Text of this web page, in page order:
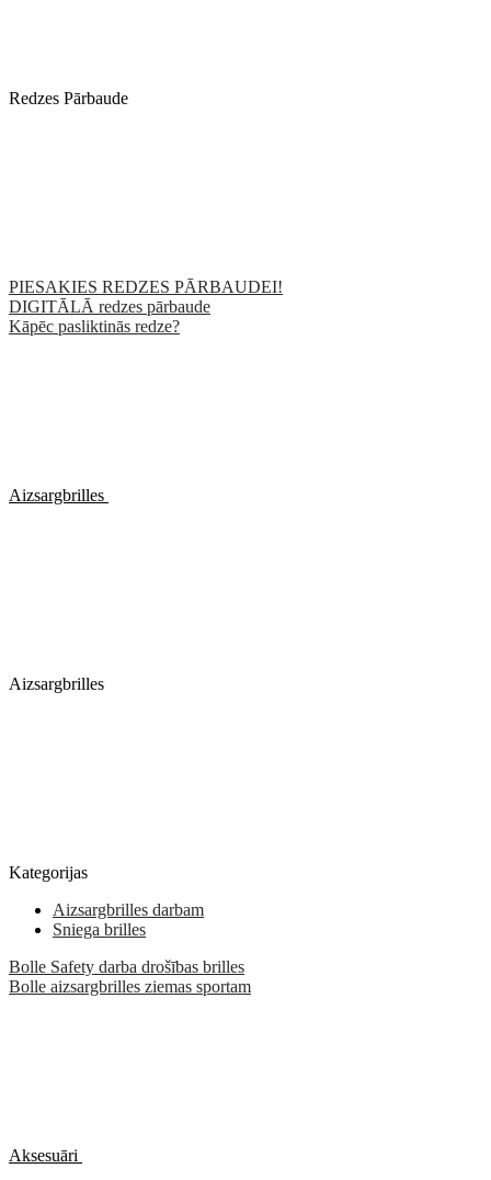
Redzes Pārbaude
PIESAKIES REDZES PĀRBAUDEI!
DIGITĀLĀ redzes pārbaude
Kāpēc pasliktinās redze?
Aizsargbrilles
Aizsargbrilles
Kategorijas
Aizsargbrilles darbam
Sniega brilles
Bolle Safety darba drošības brilles
Bolle aizsargbrilles ziemas sportam
Aksesuāri